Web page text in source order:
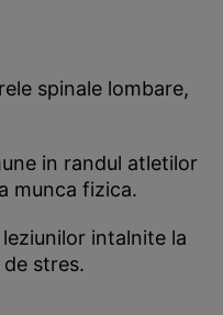
spinale lombare,
in randul atletilor
munca fizica.
intalnite la
stres.